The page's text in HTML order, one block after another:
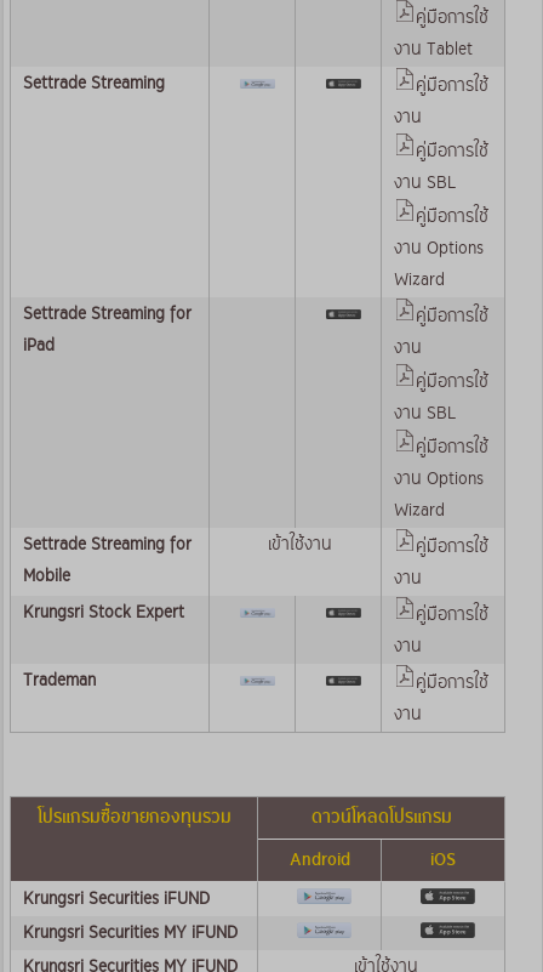
คู่มือการใช้
งาน Tablet
Settrade Streaming
คู่มือการใช้
งาน
คู่มือการใช้
งาน SBL
คู่มือการใช้
งาน Options
Wizard
Settrade Streaming for
iPad
คู่มือการใช้
งาน
คู่มือการใช้
งาน SBL
คู่มือการใช้
งาน Options
Wizard
Settrade Streaming for
Mobile
เข้าใช้งาน
คู่มือการใช้
งาน
Krungsri Stock Expert
คู่มือการใช้
งาน
Trademan
คู่มือการใช้
งาน
โปรแกรมซื้อขายกองทุนรวม
ดาวน์โหลดโปรแกรม
Android
iOS
Krungsri Securities iFUND
Krungsri Securities MY iFUND